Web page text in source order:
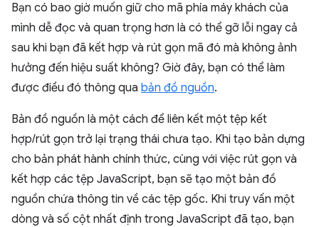
Bạn có bao giờ muốn giữ cho mã phía máy khách của
mình dễ đọc và quan trọng hơn là có thể gỡ lỗi ngay cả
sau khi bạn đã kết hợp và rút gọn mã đó mà không ảnh
hưởng đến hiệu suất không? Giờ đây, bạn có thể làm
được điều đó thông qua bản đồ nguồn.
Bản đồ nguồn là một cách để liên kết một tệp kết
hợp/rút gọn trở lại trạng thái chưa tạo. Khi tạo bản dựng
cho bản phát hành chính thức, cùng với việc rút gọn và
kết hợp các tệp JavaScript, bạn sẽ tạo một bản đồ
nguồn chứa thông tin về các tệp gốc. Khi truy vấn một
dòng và số cột nhất định trong JavaScript đã tạo, bạn